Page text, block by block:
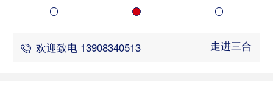
欢迎致电 13908340513 走进三合